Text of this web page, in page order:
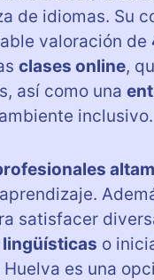
de idiomas. Su
valoración de
clases online,
así como una
inclusivo.
satisfacer
o
es una